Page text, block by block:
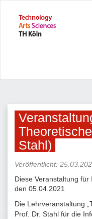
Stahl)
Veröffentlicht:
Diese Veranstaltung für
den 05.04.2021
Die Lehrveranstaltung
Prof. Dr. Stahl für die